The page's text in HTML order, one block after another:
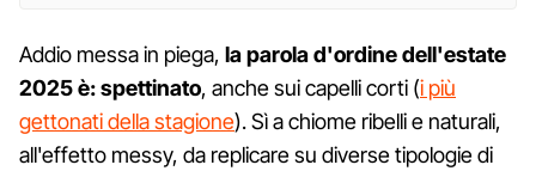
Addio messa in piega, la parola d'ordine dell'estate
2025 è: spettinato, anche sui capelli corti (i più
gettonati della stagione). Sì a chiome ribelli e naturali,
all'effetto messy, da replicare su diverse tipologie di